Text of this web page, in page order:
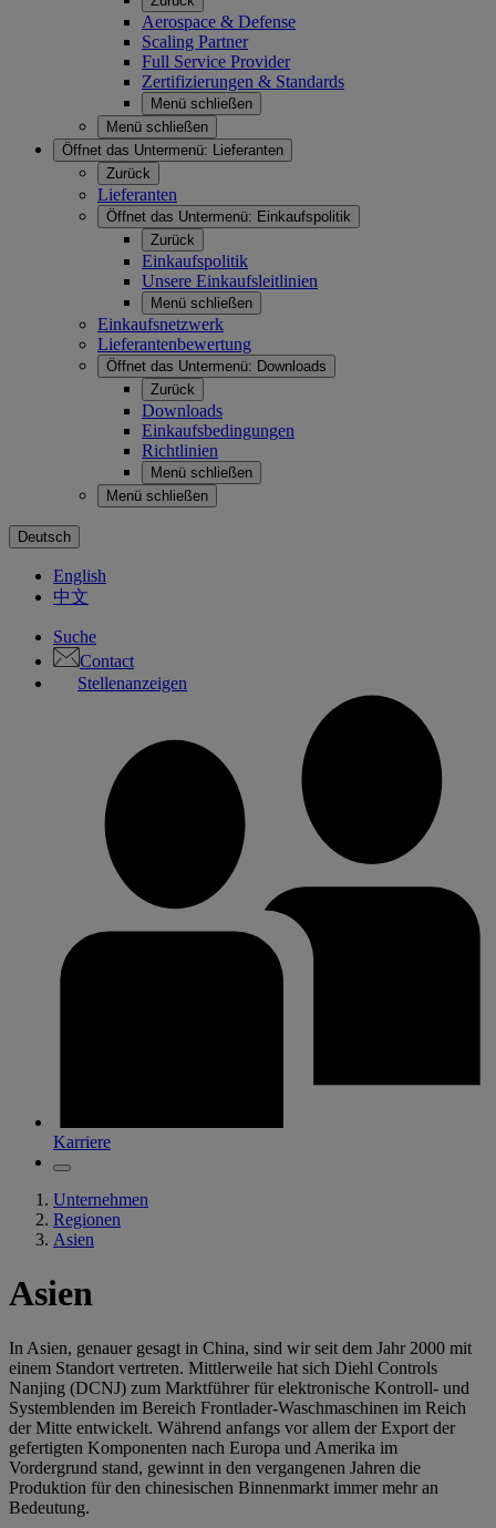
Aerospace & Defense
Scaling Partner
Full Service Provider
Zertifizierungen & Standards
Menü schließen
Menü schließen
Öffnet das Untermenü: Lieferanten
Zurück
Lieferanten
Öffnet das Untermenü: Einkaufspolitik
Zurück
Einkaufspolitik
Unsere Einkaufsleitlinien
Menü schließen
Einkaufsnetzwerk
Lieferantenbewertung
Öffnet das Untermenü: Downloads
Zurück
Downloads
Einkaufsbedingungen
Richtlinien
Menü schließen
Menü schließen
Deutsch
English
中文
Suche
Contact
Stellenanzeigen
Karriere
Unternehmen
Regionen
Asien
Asien
In Asien, genauer gesagt in China, sind wir seit dem Jahr 2000 mit
einem Standort vertreten. Mittlerweile hat sich Diehl Controls
Nanjing (DCNJ) zum Marktführer für elektronische Kontroll- und
Systemblenden im Bereich Frontlader-Waschmaschinen im Reich
der Mitte entwickelt. Während anfangs vor allem der Export der
gefertigten Komponenten nach Europa und Amerika im
Vordergrund stand, gewinnt in den vergangenen Jahren die
Produktion für den chinesischen Binnenmarkt immer mehr an
Bedeutung.